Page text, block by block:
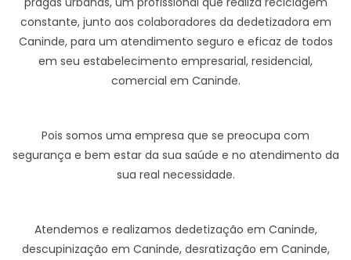
constante, junto aos colaboradores da dedetizadora em
Caninde, para um atendimento seguro e eficaz de todos
em seu estabelecimento empresarial, residencial,
comercial em Caninde.
Pois somos uma empresa que se preocupa com
segurança e bem estar da sua saúde e no atendimento da
sua real necessidade.
Atendemos e realizamos dedetização em Caninde,
descupinização em Caninde, desratização em Caninde,